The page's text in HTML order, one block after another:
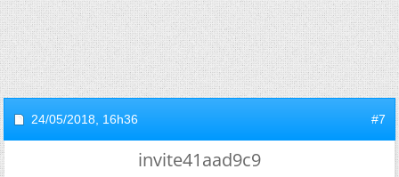
24/05/2018, 16h36 #7
invite41aad9c9